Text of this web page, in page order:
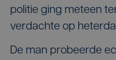
politie ging meteen
verdachte op
De man probeerde